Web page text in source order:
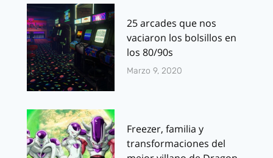
25 arcades que nos
vaciaron los bolsillos en
los 80/90s
Marzo 9, 2020
Freezer, familia y
transformaciones del